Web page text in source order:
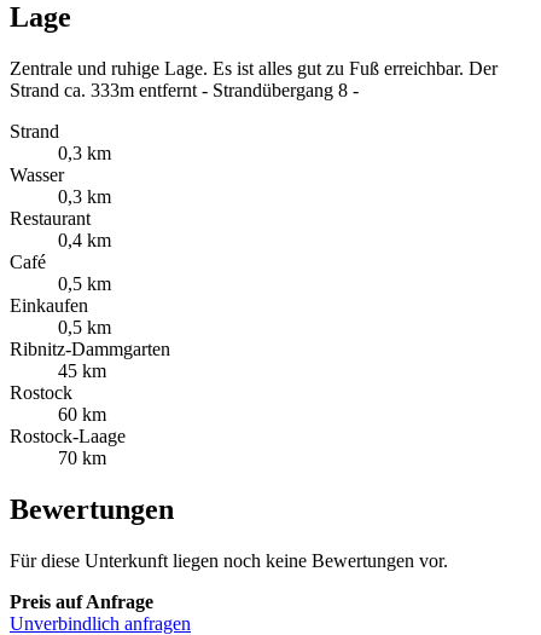
Lage
Zentrale und ruhige Lage. Es ist alles gut zu Fuß erreichbar. Der
Strand ca. 333m entfernt - Strandübergang 8 -
Strand
0,3 km
Wasser
0,3 km
Restaurant
0,4 km
Café
0,5 km
Einkaufen
0,5 km
Ribnitz-Dammgarten
45 km
Rostock
60 km
Rostock-Laage
70 km
Bewertungen
Für diese Unterkunft liegen noch keine Bewertungen vor.
Preis auf Anfrage
Unverbindlich anfragen